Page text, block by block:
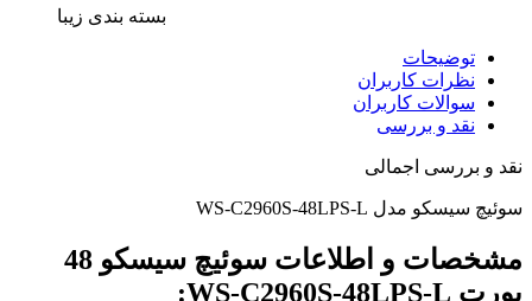
بسته بندی زیبا
توضیحات
نظرات کاربران
سوالات کاربران
نقد و بررسی
نقد و بررسی اجمالی
سوئیچ سیسکو مدل WS-C2960S-48LPS-L
مشخصات و اطلاعات سوئیچ سیسکو 48
پورت WS-C2960S-48LPS-L: